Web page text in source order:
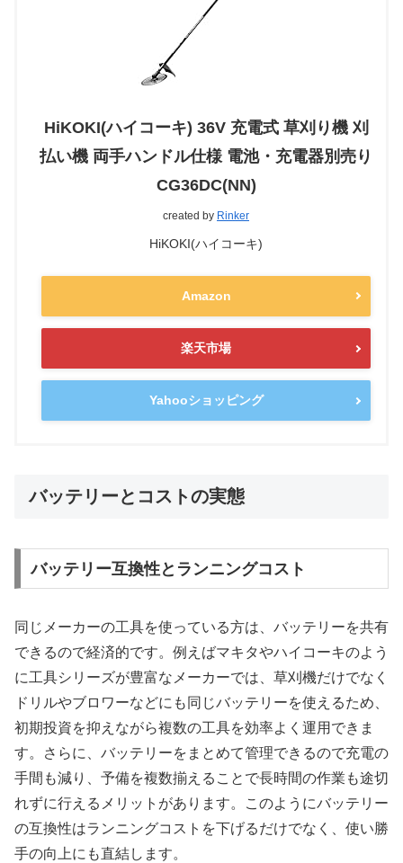
HiKOKI(ハイコーキ) 36V 充電式 草刈り機 刈
払い機 両手ハンドル仕様 電池・充電器別売り
CG36DC(NN)
created by Rinker
HiKOKI(ハイコーキ)
Amazon
楽天市場
Yahooショッピング
バッテリーとコストの実態
バッテリー互換性とランニングコスト
同じメーカーの工具を使っている方は、バッテリーを共有
できるので経済的です。例えばマキタやハイコーキのよう
に工具シリーズが豊富なメーカーでは、草刈機だけでなく
ドリルやブロワーなどにも同じバッテリーを使えるため、
初期投資を抑えながら複数の工具を効率よく運用できま
す。さらに、バッテリーをまとめて管理できるので充電の
手間も減り、予備を複数揃えることで長時間の作業も途切
れずに行えるメリットがあります。このようにバッテリー
の互換性はランニングコストを下げるだけでなく、使い勝
手の向上にも直結します。